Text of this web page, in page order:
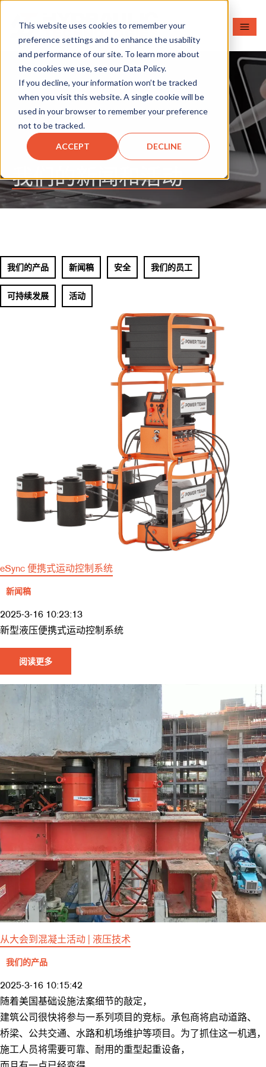
This website uses cookies to remember your
preference settings and to enhance the usability
and performance of our site. To learn more about
the cookies we use, see our Data Policy.
If you decline, your information won’t be tracked
when you visit this website. A single cookie will be
used in your browser to remember your preference
not to be tracked.
ACCEPT DECLINE
我们的新闻和活动
我们的产品 新闻稿 安全 我们的员工
可持续发展 活动
eSync 便携式运动控制系统
新闻稿
2025-3-16 10:23:13
新型液压便携式运动控制系统
阅读更多
从大会到混凝土活动 | 液压技术
我们的产品
2025-3-16 10:15:42
随着美国基础设施法案细节的敲定，
建筑公司很快将参与一系列项目的竞标。承包商将启动道路、
桥梁、公共交通、水路和机场维护等项目。为了抓住这一机遇，
施工人员将需要可靠、耐用的重型起重设备，